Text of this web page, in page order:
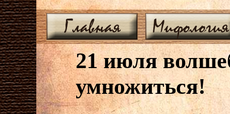
Главная Мифология
21 июля
умножиться!